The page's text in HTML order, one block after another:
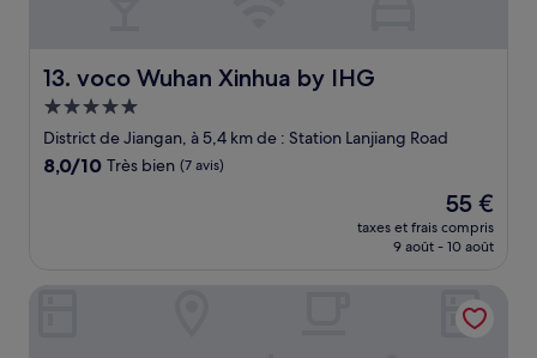
13. voco Wuhan Xinhua by IHG
voco Wuhan Xinhua by IHG
Hébergement
5.0 étoiles
District de Jiangan, à 5,4 km de : Station Lanjiang Road
8.0
8,0/10 Très bien (7 avis)
Le
nouveau
prix
de
55 €
55 €
taxes et frais compris
9 août - 10 août